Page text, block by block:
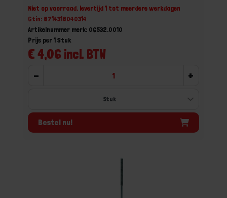
Niet op voorraad, levertijd 1 tot meerdere werkdagen
Gtin: 8714318040314
Artikelnummer merk: 06532.0010
€ 4,06 incl. BTW
Prijs per 1 Stuk
- +
Bestel nu!